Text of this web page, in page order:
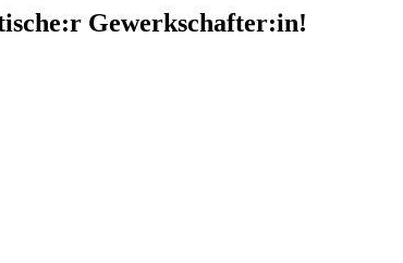
Gewerkschafter:in!